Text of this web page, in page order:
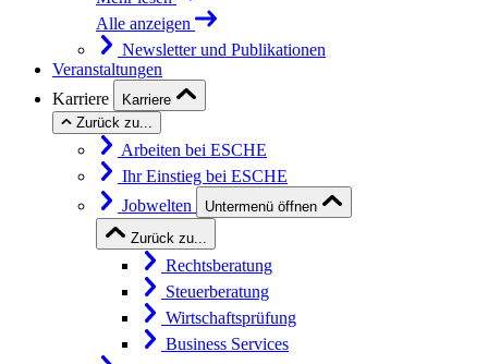
Alle anzeigen
Newsletter und Publikationen
Veranstaltungen
Karriere
Karriere
Zurück zu...
Arbeiten bei ESCHE
Ihr Einstieg bei ESCHE
Jobwelten
Untermenü öffnen
Zurück zu...
Rechtsberatung
Steuerberatung
Wirtschaftsprüfung
Business Services